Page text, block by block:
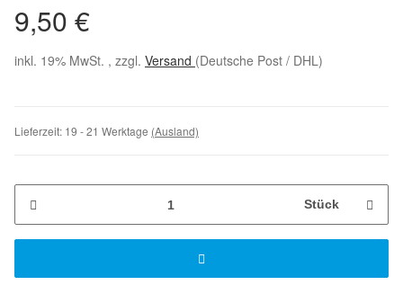
9,50 €
inkl. 19% MwSt. , zzgl. Versand (Deutsche Post / DHL)
Lieferzeit: 19 - 21 Werktage (Ausland)
Stück